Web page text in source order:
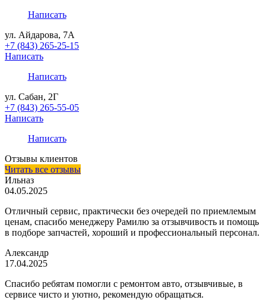
Написать
ул. Айдарова, 7А
+7 (843) 265-25-15
Написать
Написать
ул. Сабан, 2Г
+7 (843) 265-55-05
Написать
Написать
Отзывы клиентов
Читать все отзывы
Ильназ
04.05.2025
Отличный сервис, практически без очередей по приемлемым
ценам, спасибо менеджеру Рамилю за отзывчивость и помощь
в подборе запчастей, хороший и профессиональный персонал.
Александр
17.04.2025
Спасибо ребятам помогли с ремонтом авто, отзывчивые, в
сервисе чисто и уютно, рекомендую обращаться.